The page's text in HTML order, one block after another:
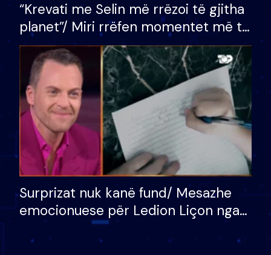
“Krevati me Selin më rrëzoi të gjitha
planet”/ Miri rrëfen momentet më të
bukura në shtëpinë e BB VIP: Do më
mungojë zilja e mëngjesit kur…
Surprizat nuk kanë fund/ Mesazhe
emocionuese për Ledion Liçon nga
nëna dhe fëmijët e tij, moderatori
nuk i mban dot lotët: Nuk meritoj…